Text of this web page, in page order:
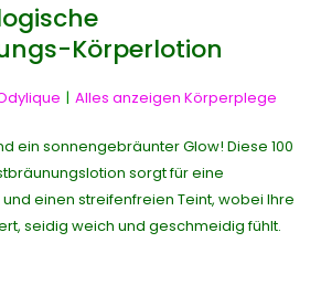
Körperlotion
Alles anzeigen Körperplege
ein sonnengebräunter Glow! Diese 100
sorgt für eine
einen streifenfreien Teint, wobei Ihre
seidig weich und geschmeidig fühlt.